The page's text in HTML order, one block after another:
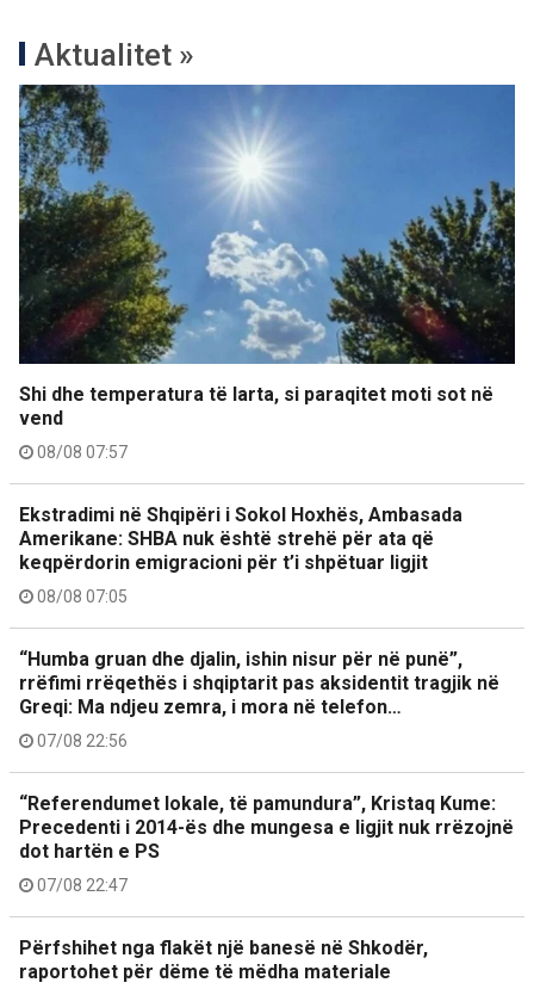
Aktualitet »
Shi dhe temperatura të larta, si paraqitet moti sot në
vend
08/08 07:57
Ekstradimi në Shqipëri i Sokol Hoxhës, Ambasada
Amerikane: SHBA nuk është strehë për ata që
keqpërdorin emigracioni për t’i shpëtuar ligjit
08/08 07:05
“Humba gruan dhe djalin, ishin nisur për në punë”,
rrëfimi rrëqethës i shqiptarit pas aksidentit tragjik në
Greqi: Ma ndjeu zemra, i mora në telefon…
07/08 22:56
“Referendumet lokale, të pamundura”, Kristaq Kume:
Precedenti i 2014-ës dhe mungesa e ligjit nuk rrëzojnë
dot hartën e PS
07/08 22:47
Përfshihet nga flakët një banesë në Shkodër,
raportohet për dëme të mëdha materiale